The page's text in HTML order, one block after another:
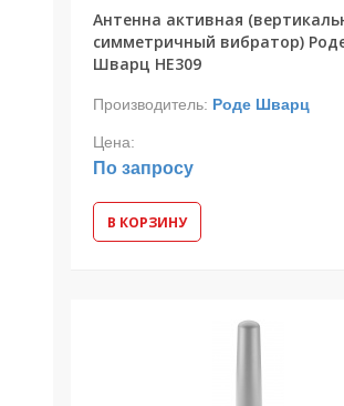
Антенна активная
симметричный вибратор)
Шварц HE309
Производитель: Роде Шварц
Цена:
По запросу
В КОРЗИНУ